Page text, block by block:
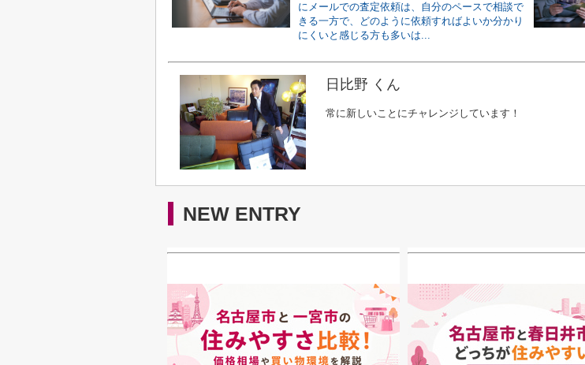
にメールでの査定依頼は、自分のペースで相談で
きる一方で、どのように依頼すればよいか分かり
にくいと感じる方も多いは...
日比野 くん
常に新しいことにチャレンジしています！
NEW ENTRY